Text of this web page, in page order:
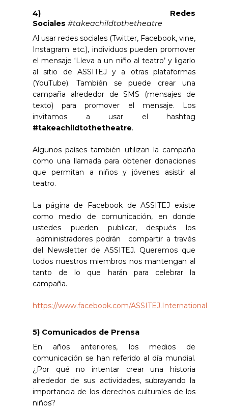
4) Redes
Sociales #takeachildtothetheatre
Al usar redes sociales (Twitter, Facebook, vine,
Instagram etc.), individuos pueden promover
el mensaje ‘Lleva a un niño al teatro’ y ligarlo
al sitio de ASSITEJ y a otras plataformas
(YouTube). También se puede crear una
campaña alrededor de SMS (mensajes de
texto) para promover el mensaje. Los
invitamos a usar el hashtag
#takeachildtothetheatre.
Algunos países también utilizan la campaña
como una llamada para obtener donaciones
que permitan a niños y jóvenes asistir al
teatro.
La página de Facebook de ASSITEJ existe
como medio de comunicación, en donde
ustedes pueden publicar, después los
administradores podrán compartir a través
del Newsletter de ASSITEJ. Queremos que
todos nuestros miembros nos mantengan al
tanto de lo que harán para celebrar la
campaña.
https://www.facebook.com/ASSITEJ.International
5) Comunicados de Prensa
En años anteriores, los medios de
comunicación se han referido al día mundial.
¿Por qué no intentar crear una historia
alrededor de sus actividades, subrayando la
importancia de los derechos culturales de los
niños?